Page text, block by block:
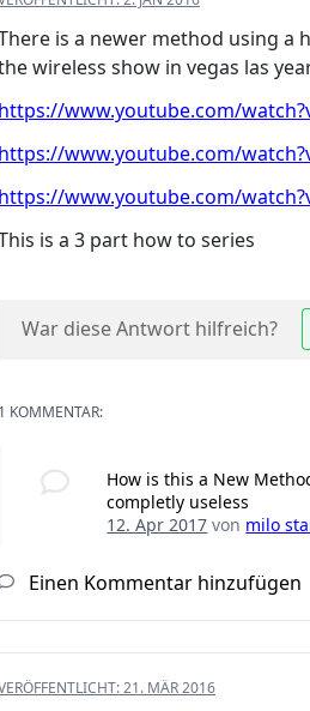
is a newer method using a
wireless show in vegas las
https://www.youtube.com/
https://www.youtube.com/
https://www.youtube.com/
is a 3 part how to series
War diese Antwort hilfreich?
1 KOMMENTAR:
How is this a New
completly useless
12. Apr 2017 von milo
Einen Kommentar hinzufügen
21. MÄR 2016